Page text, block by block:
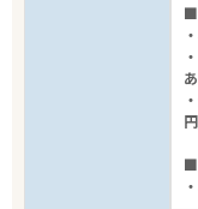
■
■